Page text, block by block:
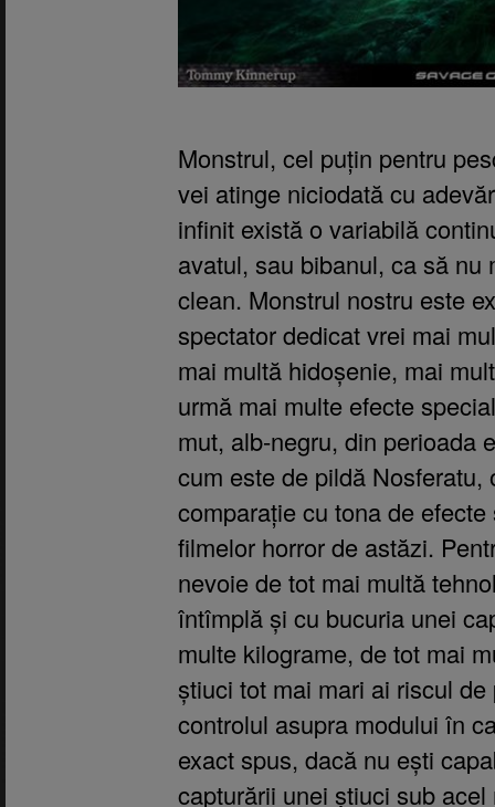
Monstrul, cel puțin pentru
vei atinge niciodată cu
infinit există o variabilă
avatul, sau bibanul, ca să nu
clean. Monstrul nostru este
spectator dedicat vrei mai
mai multă hidoșenie, mai
urmă mai multe efecte
mut, alb-negru, din perioada
cum este de pildă
comparație cu tona de
filmelor horror de astăzi.
nevoie de tot mai multă
întîmplă și cu bucuria unei
multe kilograme, de tot mai
știuci tot mai mari ai riscul
controlul asupra modului în
exact spus, dacă nu ești
capturării unei știuci sub